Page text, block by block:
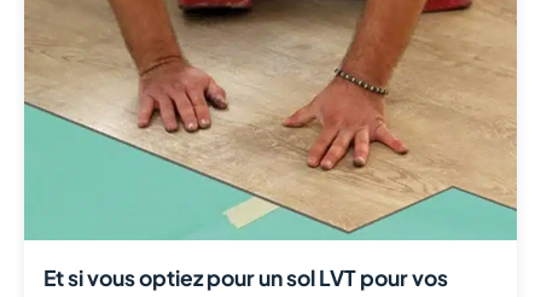
Et si vous optiez pour un sol LVT pour vos